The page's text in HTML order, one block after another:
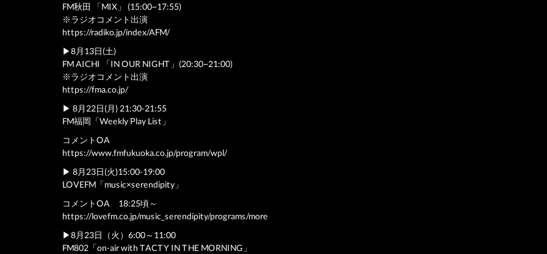
FM秋田 「MIX」 (15:00~17:55)
※ラジオコメント出演
https://radiko.jp/index/AFM/
▶︎8月13日(土)
FM AICHI 「IN OUR NIGHT」(20:30~21:00)
※ラジオコメント出演
https://fma.co.jp/
▶︎ 8月22日(月) 21:30-21:55
FM福岡「Weekly Play List」
コメントOA
https://www.fmfukuoka.co.jp/program/wpl/
▶︎ 8月23日(火)15:00-19:00
LOVEFM「music×serendipity」
コメントOA 18:25頃～
https://lovefm.co.jp/music_serendipity/programs/more
▶︎8月23日（火）6:00～11:00
FM802「on-air with TACTY IN THE MORNING」